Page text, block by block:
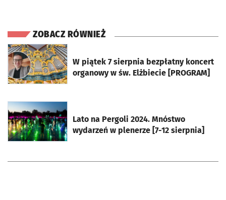
ZOBACZ RÓWNIEŻ
W piątek 7 sierpnia bezpłatny koncert
organowy w św. Elżbiecie [PROGRAM]
otworzy się w nowej karcie
Lato na Pergoli 2024. Mnóstwo
wydarzeń w plenerze [7-12 sierpnia]
otworzy się w nowej karcie